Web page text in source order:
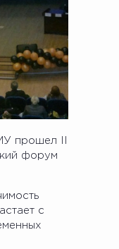
прошел II
форум
с